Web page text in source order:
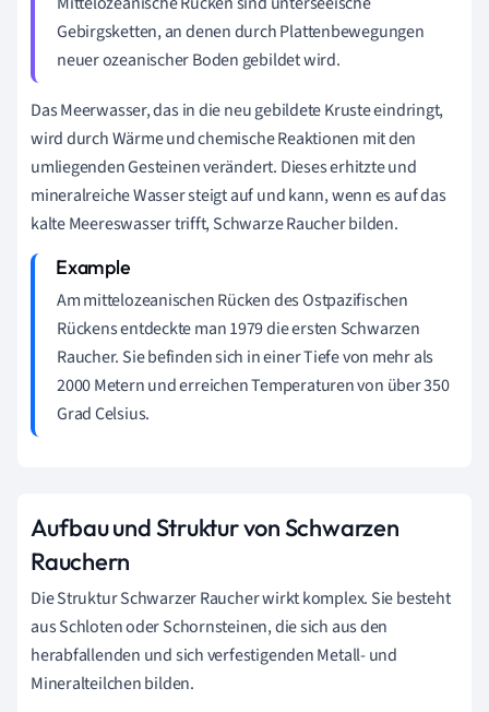
Gebirgsketten, an denen durch Plattenbewegungen
neuer ozeanischer Boden gebildet wird.
Das Meerwasser, das in die neu gebildete Kruste eindringt,
wird durch Wärme und chemische Reaktionen mit den
umliegenden Gesteinen verändert. Dieses erhitzte und
mineralreiche Wasser steigt auf und kann, wenn es auf das
kalte Meereswasser trifft, Schwarze Raucher bilden.
Am mittelozeanischen Rücken des Ostpazifischen
Rückens entdeckte man 1979 die ersten Schwarzen
Raucher. Sie befinden sich in einer Tiefe von mehr als
2000 Metern und erreichen Temperaturen von über 350
Grad Celsius.
Aufbau und Struktur von Schwarzen
Rauchern
Die Struktur Schwarzer Raucher wirkt komplex. Sie besteht
aus Schloten oder Schornsteinen, die sich aus den
herabfallenden und sich verfestigenden Metall- und
Mineralteilchen bilden.